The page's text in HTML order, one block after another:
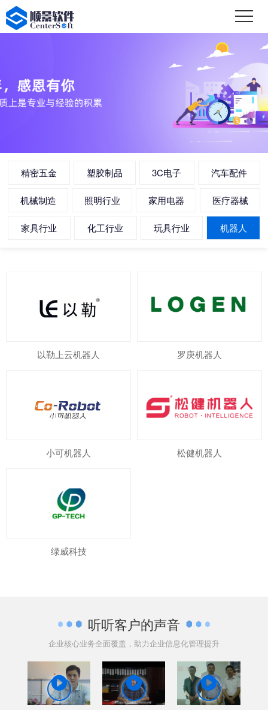
精密五金 塑胶制品 3C电子 汽车配件
机械制造 照明行业 家用电器 医疗器械
家具行业 化工行业 玩具行业 机器人
以勒上云机器人 罗庚机器人
小可机器人 松健机器人
绿威科技
听听客户的声音
企业核心业务全面覆盖，助力企业信息化管理提升
  